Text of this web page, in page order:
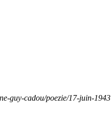
guy-cadou/poezie/17-juin-1943